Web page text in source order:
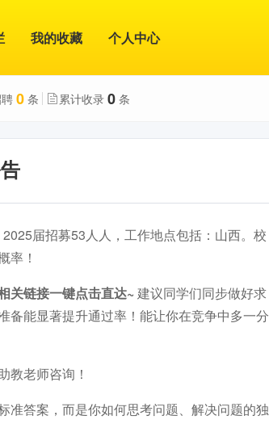
我的收藏 个人中心
0 条 累计收录 0 条
届招募53人人，工作地点包括：山西。校
率！
关链接一键点击直达~ 建议同学们同步做好求
能显著提升通过率！能让你在竞争中多一分
教老师咨询！
准答案，而是你如何思考问题、解决问题的独